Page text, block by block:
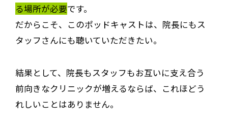
る場所が必要です。
だからこそ、このポッドキャストは、院長にもス
タッフさんにも聴いていただきたい。
結果として、院長もスタッフもお互いに支え合う
前向きなクリニックが増えるならば、これほどう
れしいことはありません。